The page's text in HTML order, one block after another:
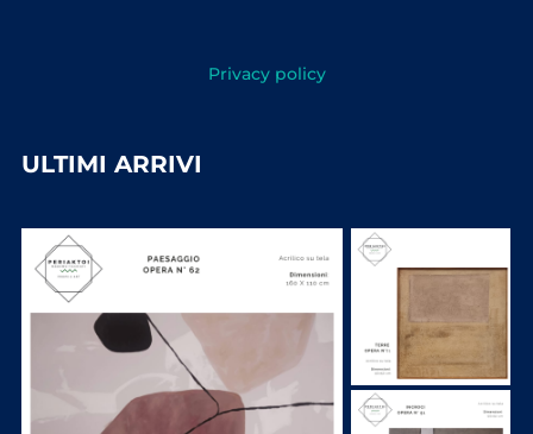
Privacy policy
ULTIMI ARRIVI